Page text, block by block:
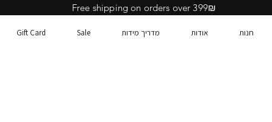
Free shipping on orders over 399₪
חנות אודות מדריך מידות Sale
Gift Card